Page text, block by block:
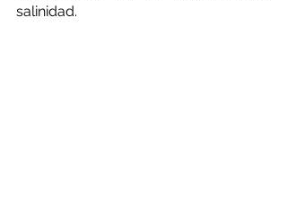
salinidad.